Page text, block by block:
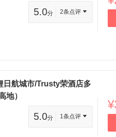
5.0分 2条点评
日航城市/Trusty荣酒店多
地）
5.0分 1条点评